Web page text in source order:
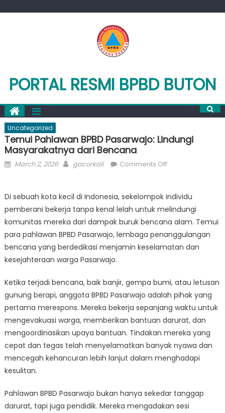
PORTAL RESMI BPBD BUTON
Uncategorized
Temui Pahlawan BPBD Pasarwajo: Lindungi
Masyarakatnya dari Bencana
Posted
March 2, 2026 Author
gacorkali Comments Offon
BPBD
Pasarwajo:
Lindungi
Masyarakatnya
dari
Di sebuah kota kecil di Indonesia, sekelompok individu
pemberani bekerja tanpa kenal lelah untuk melindungi
komunitas mereka dari dampak buruk bencana alam. Temui
para pahlawan BPBD Pasarwajo, lembaga penanggulangan
bencana yang berdedikasi menjamin keselamatan dan
kesejahteraan warga Pasarwajo.
Ketika terjadi bencana, baik banjir, gempa bumi, atau letusan
gunung berapi, anggota BPBD Pasarwajo adalah pihak yang
pertama merespons. Mereka bekerja sepanjang waktu untuk
mengevakuasi warga, memberikan bantuan darurat, dan
mengoordinasikan upaya bantuan. Tindakan mereka yang
cepat dan tegas telah menyelamatkan banyak nyawa dan
mencegah kehancuran lebih lanjut dalam menghadapi
kesulitan.
Pahlawan BPBD Pasarwajo bukan hanya sekedar tanggap
darurat, tapi juga pendidik. Mereka mengadakan sesi